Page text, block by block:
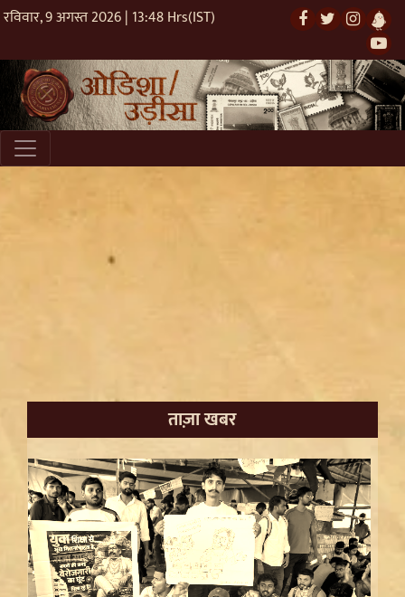
रविवार, 9 अगस्त 2026 | 13:48 Hrs(IST)
ताज़ा खबर